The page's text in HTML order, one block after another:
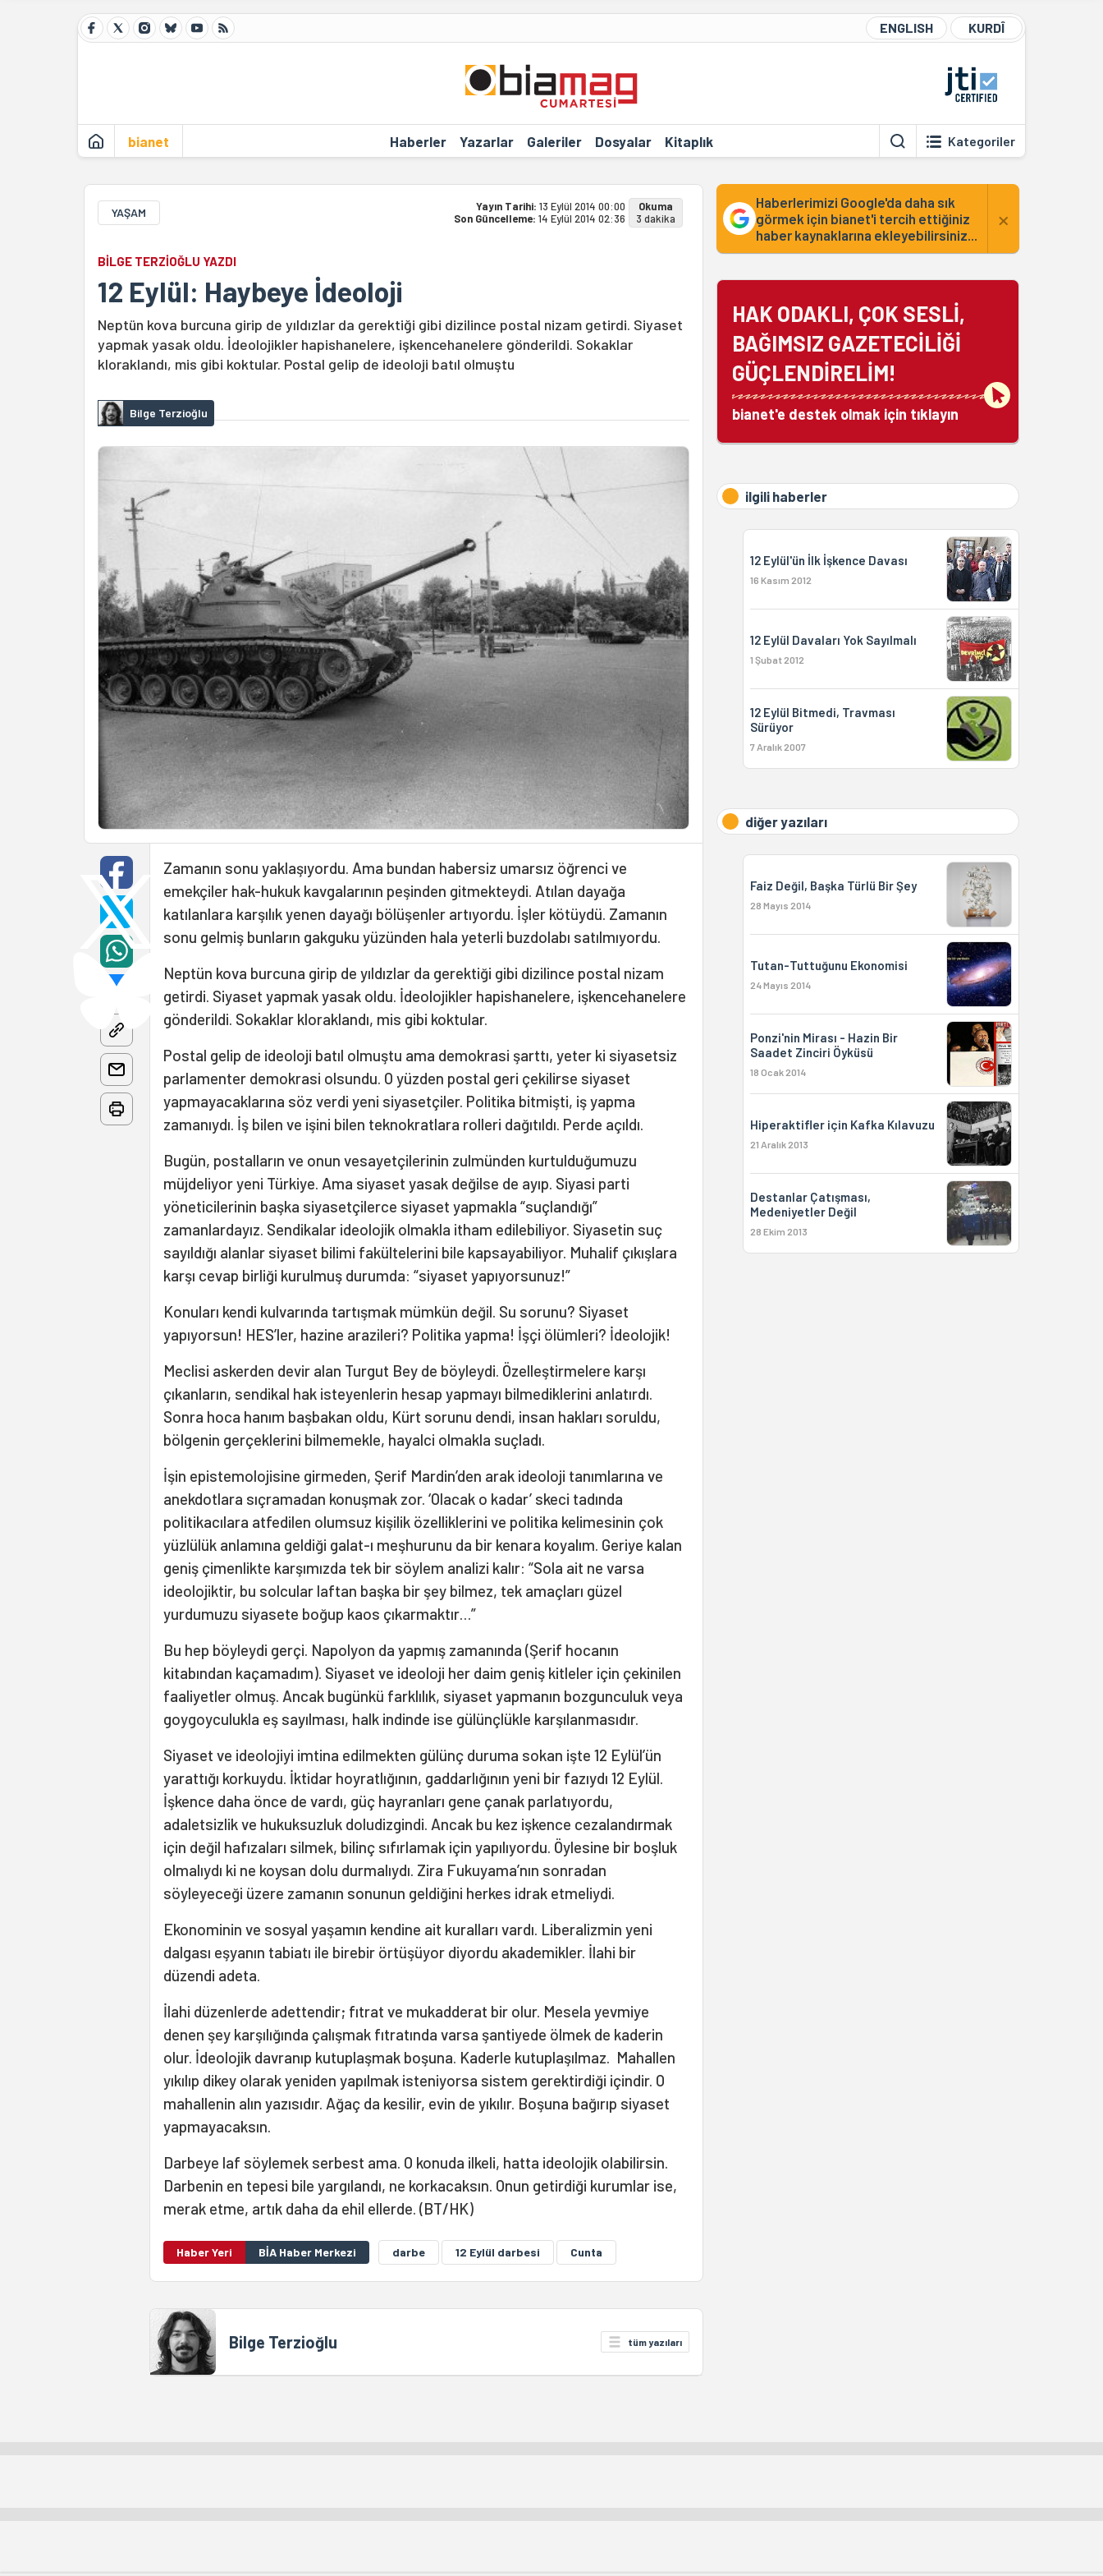
ENGLISH KURDÎ
bianet Haberler Yazarlar Galeriler Dosyalar Kitaplık Kategoriler
YAŞAM Yayın Tarihi: 13 Eylül 2014 00:00
Son Güncelleme: 14 Eylül 2014 02:36
Okuma
3 dakika
BİLGE TERZİOĞLU YAZDI
12 Eylül: Haybeye İdeoloji
Neptün kova burcuna girip de yıldızlar da gerektiği gibi dizilince postal nizam getirdi. Siyaset
yapmak yasak oldu. İdeolojikler hapishanelere, işkencehanelere gönderildi. Sokaklar
kloraklandı, mis gibi koktular. Postal gelip de ideoloji batıl olmuştu
Bilge Terzioğlu
Zamanın sonu yaklaşıyordu. Ama bundan habersiz umarsız öğrenci ve
emekçiler hak-hukuk kavgalarının peşinden gitmekteydi. Atılan dayağa
katılanlara karşılık yenen dayağı bölüşenler artıyordu. İşler kötüydü. Zamanın
sonu gelmiş bunların gakguku yüzünden hala yeterli buzdolabı satılmıyordu.
Neptün kova burcuna girip de yıldızlar da gerektiği gibi dizilince postal nizam
getirdi. Siyaset yapmak yasak oldu. İdeolojikler hapishanelere, işkencehanelere
gönderildi. Sokaklar kloraklandı, mis gibi koktular.
Postal gelip de ideoloji batıl olmuştu ama demokrasi şarttı, yeter ki siyasetsiz
parlamenter demokrasi olsundu. O yüzden postal geri çekilirse siyaset
yapmayacaklarına söz verdi yeni siyasetçiler. Politika bitmişti, iş yapma
zamanıydı. İş bilen ve işini bilen teknokratlara rolleri dağıtıldı. Perde açıldı.
Bugün, postalların ve onun vesayetçilerinin zulmünden kurtulduğumuzu
müjdeliyor yeni Türkiye. Ama siyaset yasak değilse de ayıp. Siyasi parti
yöneticilerinin başka siyasetçilerce siyaset yapmakla “suçlandığı”
zamanlardayız. Sendikalar ideolojik olmakla itham edilebiliyor. Siyasetin suç
sayıldığı alanlar siyaset bilimi fakültelerini bile kapsayabiliyor. Muhalif çıkışlara
karşı cevap birliği kurulmuş durumda: “siyaset yapıyorsunuz!”
Konuları kendi kulvarında tartışmak mümkün değil. Su sorunu? Siyaset
yapıyorsun! HES’ler, hazine arazileri? Politika yapma! İşçi ölümleri? İdeolojik!
Meclisi askerden devir alan Turgut Bey de böyleydi. Özelleştirmelere karşı
çıkanların, sendikal hak isteyenlerin hesap yapmayı bilmediklerini anlatırdı.
Sonra hoca hanım başbakan oldu, Kürt sorunu dendi, insan hakları soruldu,
bölgenin gerçeklerini bilmemekle, hayalci olmakla suçladı.
İşin epistemolojisine girmeden, Şerif Mardin’den arak ideoloji tanımlarına ve
anekdotlara sıçramadan konuşmak zor. ‘Olacak o kadar’ skeci tadında
politikacılara atfedilen olumsuz kişilik özelliklerini ve politika kelimesinin çok
yüzlülük anlamına geldiği galat-ı meşhurunu da bir kenara koyalım. Geriye kalan
geniş çimenlikte karşımızda tek bir söylem analizi kalır: “Sola ait ne varsa
ideolojiktir, bu solcular laftan başka bir şey bilmez, tek amaçları güzel
yurdumuzu siyasete boğup kaos çıkarmaktır…”
Bu hep böyleydi gerçi. Napolyon da yapmış zamanında (Şerif hocanın
kitabından kaçamadım). Siyaset ve ideoloji her daim geniş kitleler için çekinilen
faaliyetler olmuş. Ancak bugünkü farklılık, siyaset yapmanın bozgunculuk veya
goygoyculukla eş sayılması, halk indinde ise gülünçlükle karşılanmasıdır.
Siyaset ve ideolojiyi imtina edilmekten gülünç duruma sokan işte 12 Eylül’ün
yarattığı korkuydu. İktidar hoyratlığının, gaddarlığının yeni bir fazıydı 12 Eylül.
İşkence daha önce de vardı, güç hayranları gene çanak parlatıyordu,
adaletsizlik ve hukuksuzluk doludizgindi. Ancak bu kez işkence cezalandırmak
için değil hafızaları silmek, bilinç sıfırlamak için yapılıyordu. Öylesine bir boşluk
olmalıydı ki ne koysan dolu durmalıydı. Zira Fukuyama’nın sonradan
söyleyeceği üzere zamanın sonunun geldiğini herkes idrak etmeliydi.
Ekonominin ve sosyal yaşamın kendine ait kuralları vardı. Liberalizmin yeni
dalgası eşyanın tabiatı ile birebir örtüşüyor diyordu akademikler. İlahi bir
düzendi adeta.
İlahi düzenlerde adettendir; fıtrat ve mukadderat bir olur. Mesela yevmiye
denen şey karşılığında çalışmak fıtratında varsa şantiyede ölmek de kaderin
olur. İdeolojik davranıp kutuplaşmak boşuna. Kaderle kutuplaşılmaz. Mahallen
yıkılıp dikey olarak yeniden yapılmak isteniyorsa sistem gerektirdiği içindir. O
mahallenin alın yazısıdır. Ağaç da kesilir, evin de yıkılır. Boşuna bağırıp siyaset
yapmayacaksın.
Darbeye laf söylemek serbest ama. O konuda ilkeli, hatta ideolojik olabilirsin.
Darbenin en tepesi bile yargılandı, ne korkacaksın. Onun getirdiği kurumlar ise,
merak etme, artık daha da ehil ellerde. (BT/HK)
Haber Yeri BİA Haber Merkezi darbe 12 Eylül darbesi Cunta
Bilge Terzioğlu tüm yazıları
Haberlerimizi Google'da daha sık
görmek için bianet'i tercih ettiğiniz
haber kaynaklarına ekleyebilirsiniz...
×
HAK ODAKLI, ÇOK SESLİ,
BAĞIMSIZ GAZETECİLİĞİ
GÜÇLENDİRELİM!
bianet'e destek olmak için tıklayın
ilgili haberler
12 Eylül'ün İlk İşkence Davası
16 Kasım 2012
12 Eylül Davaları Yok Sayılmalı
1 Şubat 2012
12 Eylül Bitmedi, Travması
Sürüyor
7 Aralık 2007
diğer yazıları
Faiz Değil, Başka Türlü Bir Şey
28 Mayıs 2014
Tutan-Tuttuğunu Ekonomisi
24 Mayıs 2014
Ponzi'nin Mirası - Hazin Bir
Saadet Zinciri Öyküsü
18 Ocak 2014
Hiperaktifler için Kafka Kılavuzu
21 Aralık 2013
Destanlar Çatışması,
Medeniyetler Değil
28 Ekim 2013